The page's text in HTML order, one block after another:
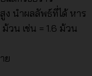
นำผลลัพธ์ที่ได้ หาร
วน เช่น = 1.6 ม้วน
ย